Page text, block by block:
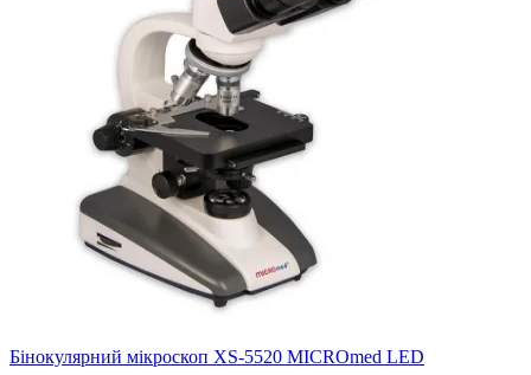
Бінокулярний мікроскоп XS-5520 MICROmed LED